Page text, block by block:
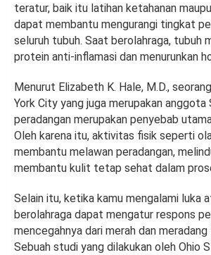
teratur, baik itu latihan ketahanan
dapat membantu mengurangi tingkat
seluruh tubuh. Saat berolahraga, tubuh
protein anti-inflamasi dan menurunkan
Menurut Elizabeth K. Hale, M.D.,
York City yang juga merupakan anggota
peradangan merupakan penyebab
Oleh karena itu, aktivitas fisik seperti
membantu melawan peradangan,
membantu kulit tetap sehat dalam
Selain itu, ketika kamu mengalami luka
berolahraga dapat mengatur respons
mencegahnya dari merah dan
Sebuah studi yang dilakukan oleh Ohio